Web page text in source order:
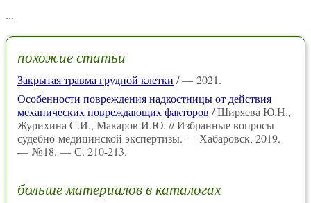
...
похожие статьи
Закрытая травма грудной клетки / — 2021.
Особенности повреждения надкостницы от действия
механических повреждающих факторов / Ширяева Ю.Н.,
Журихина С.И., Макаров И.Ю. // Избранные вопросы
судебно-медицинской экспертизы. — Хабаровск, 2019.
— №18. — С. 210-213.
больше материалов в каталогах